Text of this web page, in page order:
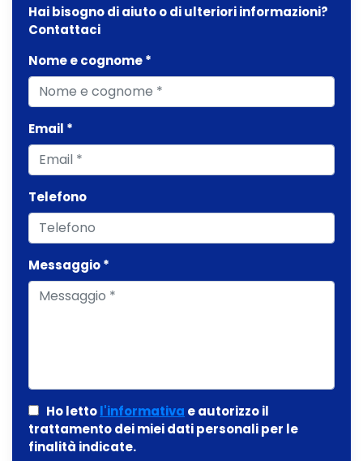
Hai bisogno di aiuto o di ulteriori informazioni?
Contattaci
Nome e cognome *
Email *
Telefono
Messaggio *
Ho lettol'informativa e autorizzo il
trattamento dei miei dati personali per le
finalità indicate.